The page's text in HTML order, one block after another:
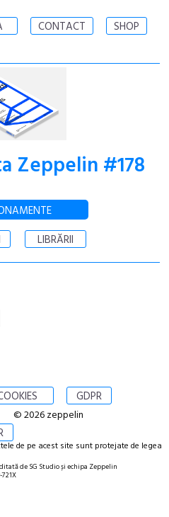
CONTACT SHOP
Zeppelin #178
LIBRĂRII
GDPR
© 2026 zeppelin
de pe acest site sunt protejate de legea
de SG Studio și echipa Zeppelin
721X